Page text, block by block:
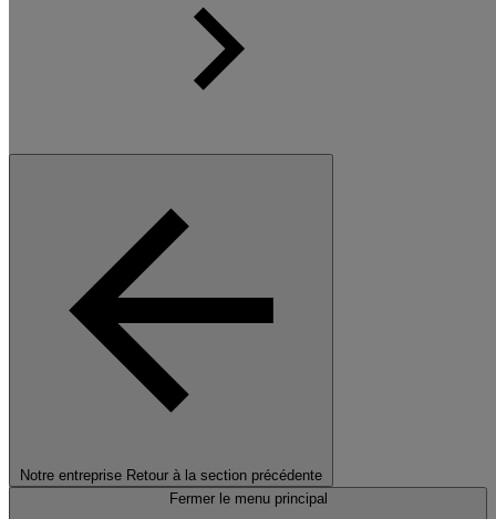
Notre entreprise Retour à la section précédente
Fermer le menu principal